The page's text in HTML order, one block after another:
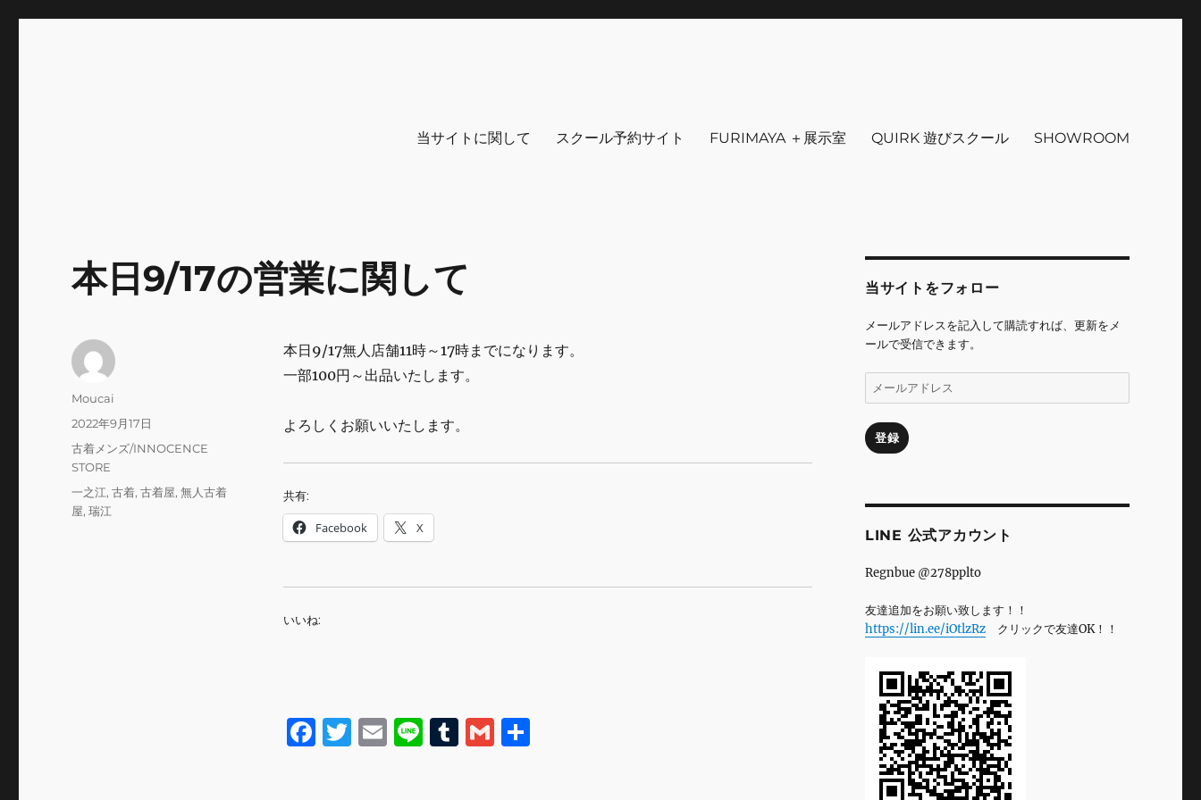
当サイトに関して スクール予約サイト FURIMAYA ＋展示室 QUIRK 遊びスクール SHOWROOM
本日9/17の営業に関して
本日9/17無人店舗11時～17時までになります。
一部100円～出品いたします。
よろしくお願いいたします。
共有:
Facebook X
いいね:
F T E Li T G 共
投
Moucai
投
稿
2022年9月17日
カ
テ
リ
古着メンズ/INNOCENCE
STORE
タ
グ
一之江,古着,古着屋,無人古着
屋,瑞江
当サイトをフォロー
メールアドレスを記入して購読すれば、更新をメ
ールで受信できます。
ー
ア
ド
登録
LINE 公式アカウント
Regnbue @278pplto
友達追加をお願い致します！！
https://lin.ee/iOtlzRzクリックで友達OK！！